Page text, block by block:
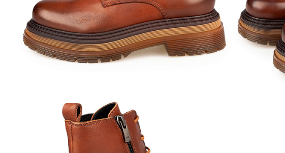
Полуботинки
Ботильоны